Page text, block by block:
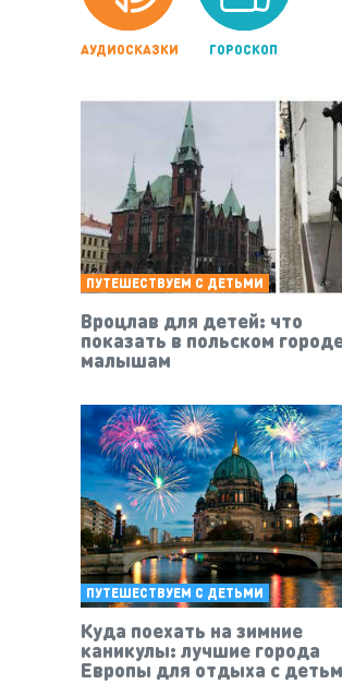
АУДИОСКАЗКИ ГОРОСКОП
ПУТЕШЕСТВУЕМ С ДЕТЬМИ
Вроцлав для детей: что
показать в польском
малышам
ПУТЕШЕСТВУЕМ С ДЕТЬМИ
Куда поехать на зимние
каникулы: лучшие города
Европы для отдыха с